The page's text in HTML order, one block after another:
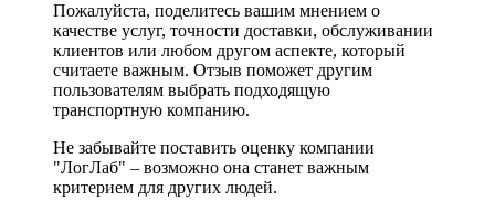
Пожалуйста, поделитесь вашим мнением о
качестве услуг, точности доставки, обслуживании
клиентов или любом другом аспекте, который
считаете важным. Отзыв поможет другим
пользователям выбрать подходящую
транспортную компанию.
Не забывайте поставить оценку компании
"ЛогЛаб" – возможно она станет важным
критерием для других людей.